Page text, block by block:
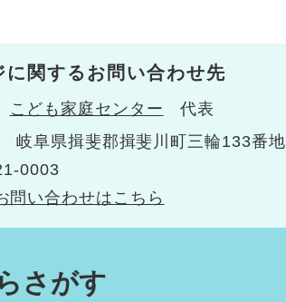
に関するお問い合わせ先
こども家庭センター
代表
岐阜県揖斐郡揖斐川町三輪133番地
0003
問い合わせはこちら
さがす